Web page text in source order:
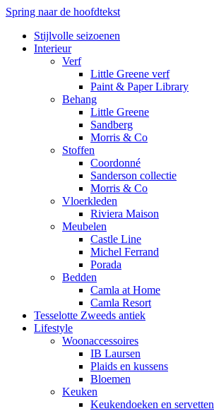
Spring naar de hoofdtekst
Stijlvolle seizoenen
Interieur
Verf
Little Greene verf
Paint & Paper Library
Behang
Little Greene
Sandberg
Morris & Co
Stoffen
Coordonné
Sanderson collectie
Morris & Co
Vloerkleden
Riviera Maison
Meubelen
Castle Line
Michel Ferrand
Porada
Bedden
Camla at Home
Camla Resort
Tesselotte Zweeds antiek
Lifestyle
Woonaccessoires
IB Laursen
Plaids en kussens
Bloemen
Keuken
Keukendoeken en servetten